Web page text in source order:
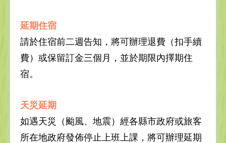
延期住宿
請於住宿前二週告知，將可辦理退費（扣手續
費）或保留訂金三個月，並於期限內擇期住
宿。
天災延期
如遇天災（颱風、地震）經各縣市政府或旅客
所在地政府發佈停止上班上課，將可辦理延期